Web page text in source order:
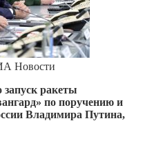
Новости
ракеты
по поручению и
Владимира Путина,